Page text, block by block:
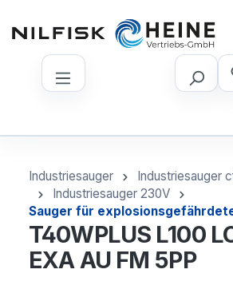
Industriesauger
Industriesauger
Industriesauger 230V
Sauger für
T40WPLUS L100
EXA AU FM 5PP